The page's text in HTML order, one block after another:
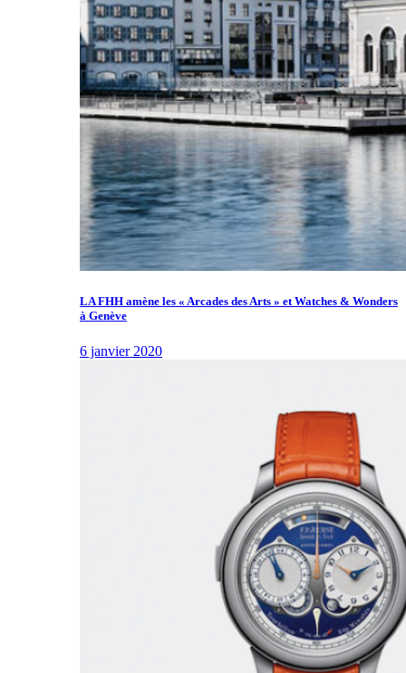
LA FHH amène les « Arcades des Arts » et Watches & Wonders
à Genève
6 janvier 2020